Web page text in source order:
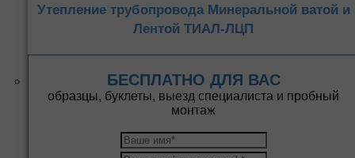
Утепление трубопровода Минеральной ватой и
Лентой ТИАЛ-ЛЦП
БЕСПЛАТНО ДЛЯ ВАС
образцы, буклеты, выезд специалиста и пробный
монтаж